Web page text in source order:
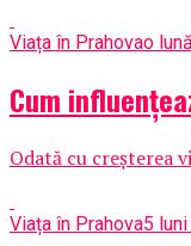
Viața în Prahovao
Cum
Odată cu creșterea
Viața în Prahova5